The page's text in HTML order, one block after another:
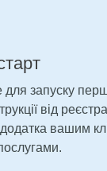
для запуску
від
додатка вашим